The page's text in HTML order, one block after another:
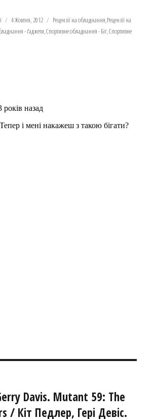
Оприлюднено
4 Жовтня, 2012 Категорії
Рецензії на обладнання,Рецензії на
- ґаджети Спортивне обладнання - Біг Спортивне
Davis. Mutant 59: The
/ Кіт Педлер, Гері Девіс.